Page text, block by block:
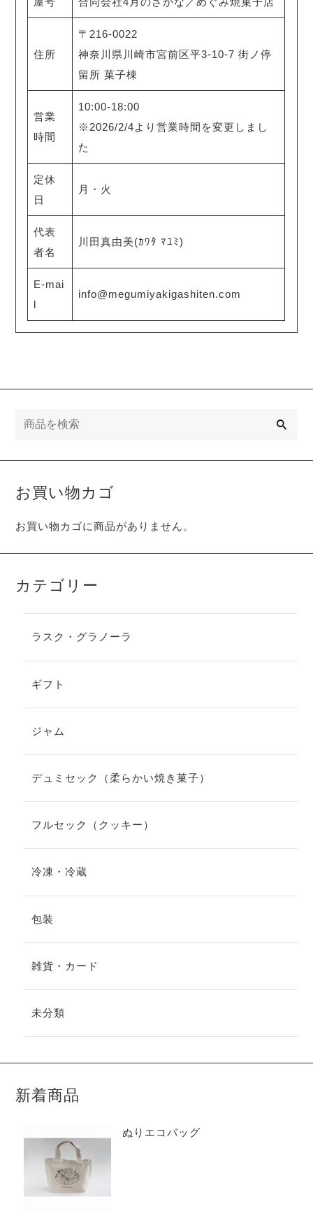
住所
〒216-0022
神奈川県川崎市宮前区平3-10-7 街ノ停
留所 菓子棟
営業
時間
10:00-18:00
※2026/2/4より営業時間を変更しまし
た
定休
日
月・火
代表
者名
川田真由美(ｶﾜﾀ ﾏﾕﾐ)
E-mai
l
info@megumiyakigashiten.com
お買い物カゴ
お買い物カゴに商品がありません。
カテゴリー
ラスク・グラノーラ
ギフト
ジャム
デュミセック（柔らかい焼き菓子）
フルセック（クッキー）
冷凍・冷蔵
包装
雑貨・カード
未分類
新着商品
ぬりエコバッグ